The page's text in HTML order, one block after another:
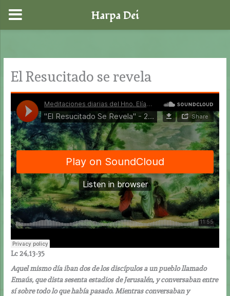
contenido
El Resucitado se revela
Lc 24,13-35
Aquel mismo día iban dos de los discípulos a un pueblo llamado
Emaús, que dista sesenta estadios de Jerusalén, y conversaban entre
sí sobre todo lo que había pasado. Mientras conversaban y
Harpa Dei